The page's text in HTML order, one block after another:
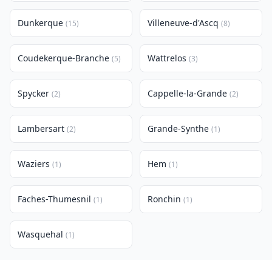
Dunkerque (15) Villeneuve-d'Ascq (8)
Coudekerque-Branche (5) Wattrelos (3)
Spycker (2) Cappelle-la-Grande (2)
Lambersart (2) Grande-Synthe (1)
Waziers (1) Hem (1)
Faches-Thumesnil (1) Ronchin (1)
Wasquehal (1)